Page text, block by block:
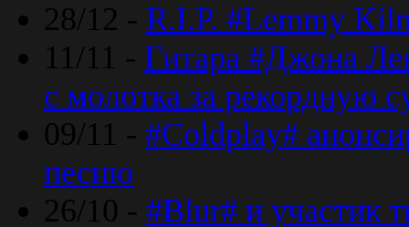
28/12 - R.I.P. #Lemmy
11/11 - Гитара #Джона
с молотка за рекордную
09/11 - #Coldplay#
песню
26/10 - #Blur# и участик